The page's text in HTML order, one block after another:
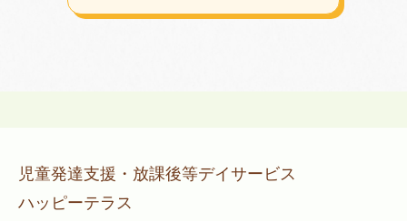
児童発達支援・放課後等デイサービス
ハッピーテラス